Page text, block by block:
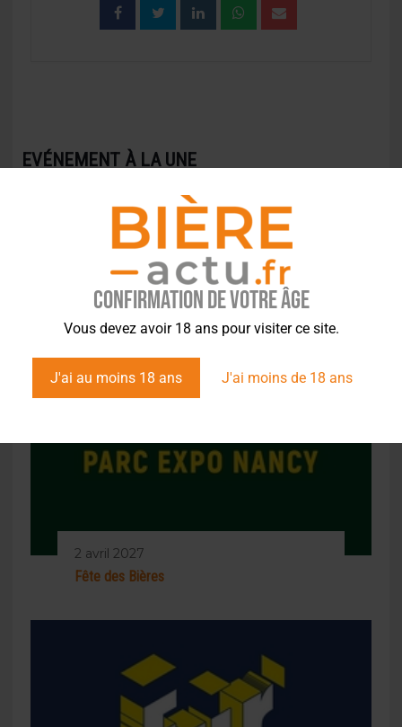
Confirmation de votre âge
Vous devez avoir 18 ans pour visiter ce site.
J'ai au moins 18 ans J'ai moins de 18 ans
EVÉNEMENT À LA UNE
2 avril 2027
Fête des Bières